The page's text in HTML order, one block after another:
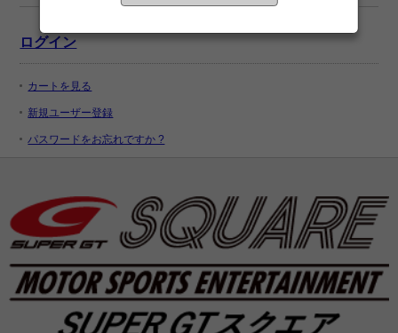
ログイン
カートを見る
新規ユーザー登録
パスワードをお忘れですか ?